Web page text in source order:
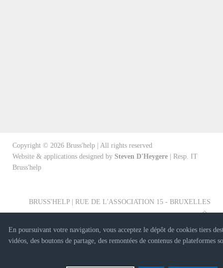
Copyright © 2026 Bruss'help | All rights reserved
Website & applications designed by Steven D'Heygere | Resp. IT
Bruss'help
BRUSS'HELP | RUE DE L'ASSOCIATION 15 - BRUXELLES
En poursuivant votre navigation, vous acceptez le dépôt de cookies tiers
vidéos, des boutons de partage, des remontées de contenus de plateformes